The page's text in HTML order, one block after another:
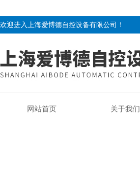
欢迎进入上海爱博德自控设备有限公司！
网站首页 关于我们